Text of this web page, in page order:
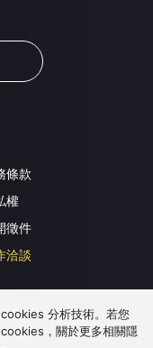
條款
權
徵件
洽談
分析技術。若您
，關於更多相關隱